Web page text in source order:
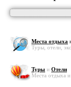
Места отдыха
Туры, отели,
Туры и Отели
Места отдыха и